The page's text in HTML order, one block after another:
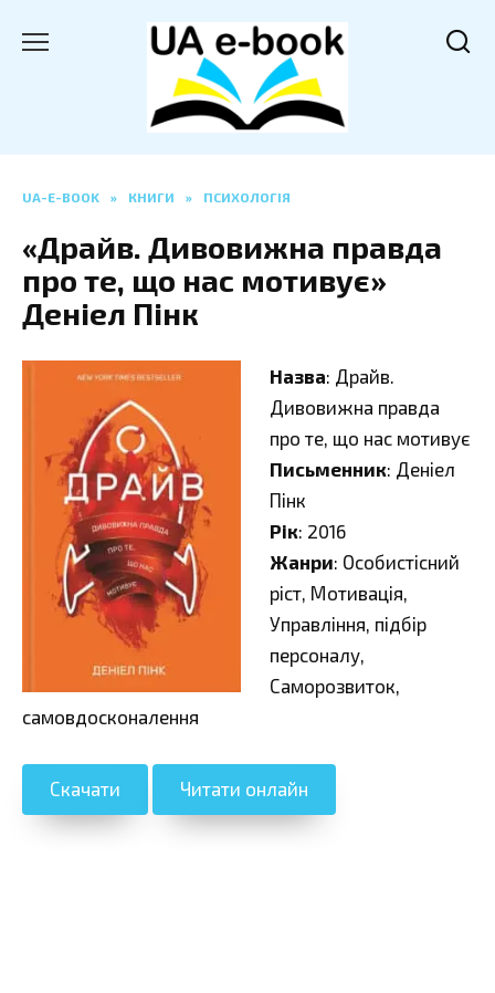
UA-E-BOOK » КНИГИ » ПСИХОЛОГІЯ
«Драйв. Дивовижна правда
про те, що нас мотивує»
Деніел Пінк
Назва: Драйв.
Дивовижна правда
про те, що нас мотивує
Письменник: Деніел
Пінк
Рік: 2016
Жанри: Особистісний
ріст, Мотивація,
Управління, підбір
персоналу,
Саморозвиток,
самовдосконалення
Скачати Читати онлайн